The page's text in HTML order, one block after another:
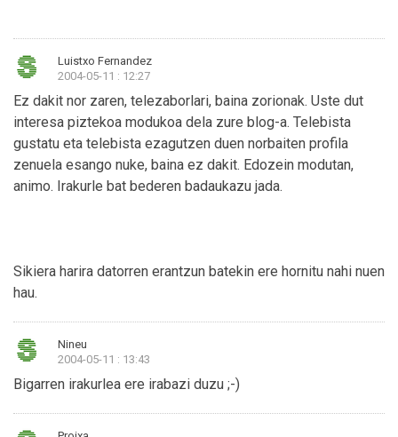
Luistxo Fernandez
2004-05-11 : 12:27
Ez dakit nor zaren, telezaborlari, baina zorionak. Uste dut
interesa piztekoa modukoa dela zure blog-a. Telebista
gustatu eta telebista ezagutzen duen norbaiten profila
zenuela esango nuke, baina ez dakit. Edozein modutan,
animo. Irakurle bat bederen badaukazu jada.
Sikiera harira datorren erantzun batekin ere hornitu nahi nuen
hau.
Nineu
2004-05-11 : 13:43
Bigarren irakurlea ere irabazi duzu ;-)